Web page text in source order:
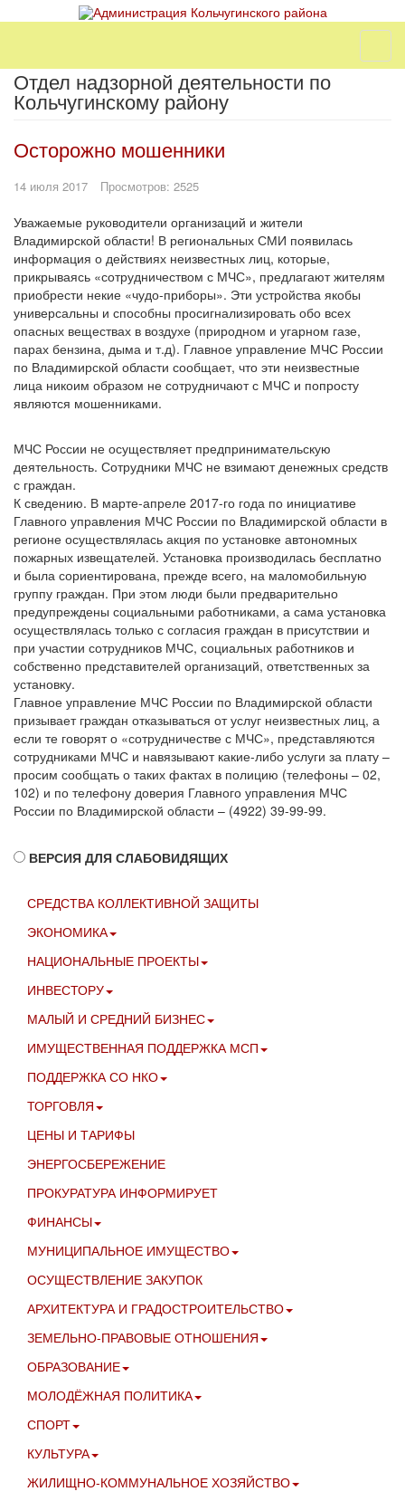
Отдел надзорной деятельности по
Кольчугинскому району
Осторожно мошенники
14 июля 2017 Просмотров: 2525
Уважаемые руководители организаций и жители
Владимирской области! В региональных СМИ появилась
информация о действиях неизвестных лиц, которые,
прикрываясь «сотрудничеством с МЧС», предлагают жителям
приобрести некие «чудо-приборы». Эти устройства якобы
универсальны и способны просигнализировать обо всех
опасных веществах в воздухе (природном и угарном газе,
парах бензина, дыма и т.д). Главное управление МЧС России
по Владимирской области сообщает, что эти неизвестные
лица никоим образом не сотрудничают с МЧС и попросту
являются мошенниками.
МЧС России не осуществляет предпринимательскую
деятельность. Сотрудники МЧС не взимают денежных средств
с граждан.
К сведению. В марте-апреле 2017-го года по инициативе
Главного управления МЧС России по Владимирской области в
регионе осуществлялась акция по установке автономных
пожарных извещателей. Установка производилась бесплатно
и была сориентирована, прежде всего, на маломобильную
группу граждан. При этом люди были предварительно
предупреждены социальными работниками, а сама установка
осуществлялась только с согласия граждан в присутствии и
при участии сотрудников МЧС, социальных работников и
собственно представителей организаций, ответственных за
установку.
Главное управление МЧС России по Владимирской области
призывает граждан отказываться от услуг неизвестных лиц, а
если те говорят о «сотрудничестве с МЧС», представляются
сотрудниками МЧС и навязывают какие-либо услуги за плату –
просим сообщать о таких фактах в полицию (телефоны – 02,
102) и по телефону доверия Главного управления МЧС
России по Владимирской области – (4922) 39-99-99.
ВЕРСИЯ ДЛЯ СЛАБОВИДЯЩИХ
СРЕДСТВА КОЛЛЕКТИВНОЙ ЗАЩИТЫ
ЭКОНОМИКА
НАЦИОНАЛЬНЫЕ ПРОЕКТЫ
ИНВЕСТОРУ
МАЛЫЙ И СРЕДНИЙ БИЗНЕС
ИМУЩЕСТВЕННАЯ ПОДДЕРЖКА МСП
ПОДДЕРЖКА СО НКО
ТОРГОВЛЯ
ЦЕНЫ И ТАРИФЫ
ЭНЕРГОСБЕРЕЖЕНИЕ
ПРОКУРАТУРА ИНФОРМИРУЕТ
ФИНАНСЫ
МУНИЦИПАЛЬНОЕ ИМУЩЕСТВО
ОСУЩЕСТВЛЕНИЕ ЗАКУПОК
АРХИТЕКТУРА И ГРАДОСТРОИТЕЛЬСТВО
ЗЕМЕЛЬНО-ПРАВОВЫЕ ОТНОШЕНИЯ
ОБРАЗОВАНИЕ
МОЛОДЁЖНАЯ ПОЛИТИКА
СПОРТ
КУЛЬТУРА
ЖИЛИЩНО-КОММУНАЛЬНОЕ ХОЗЯЙСТВО